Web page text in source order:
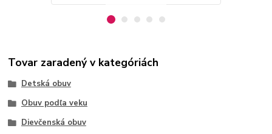
Tovar zaradený v kategóriách
Detská obuv
Obuv podľa veku
Dievčenská obuv